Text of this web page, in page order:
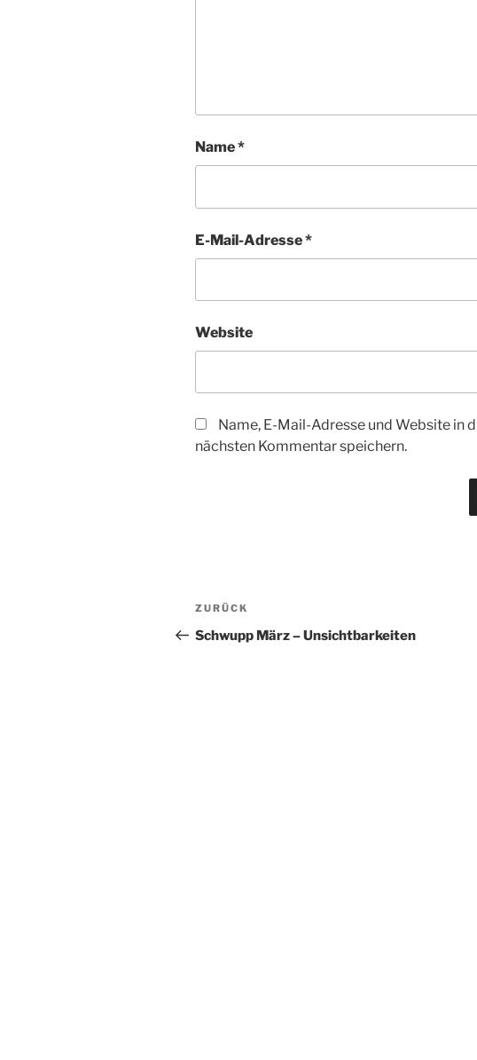
Name*
E-Mail-Adresse*
Website
Name, E-Mail-Adresse und Website in
nächsten Kommentar speichern.
Beitragsnavigation
Vorheriger
Beitrag
ZURÜCK
Schwupp März – Unsichtbarkeiten